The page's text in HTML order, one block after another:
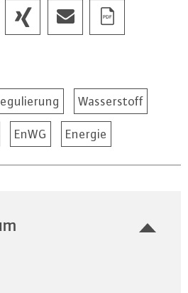
Wasserstoff
EnWG Energie